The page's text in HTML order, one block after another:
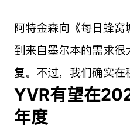
阿特金森向《每日蜂窝
到来自墨尔本的需求
复。不过，我们确实在
YVR有望在
年度